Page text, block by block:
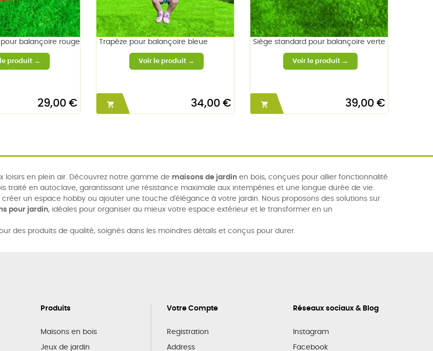
balançoire rouge
29,00 €
Trapèze pour balançoire bleue
 34,00 €
Siège standard pour balançoire verte
 39,00 €
en plein air. Découvrez notre gamme de maisons de jardin en bois, conçues pour allier fonctionnalité
traité en autoclave, garantissant une résistance maximale aux intempéries et une longue durée de vie.
un espace hobby ou ajouter une touche d'élégance à votre jardin. Nous proposons des solutions sur
pour jardin, idéales pour organiser au mieux votre espace extérieur et le transformer en un
des produits de qualité, soignés dans les moindres détails et conçus pour durer.
Produits
Maisons en bois
Jeux de jardin
Votre Compte
Registration
Address
Réseaux sociaux & Blog
Instagram
Facebook